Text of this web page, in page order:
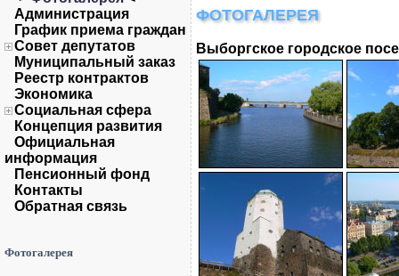
Администрация
График приема граждан
Совет депутатов
Муниципальный заказ
Реестр контрактов
Экономика
Социальная сфера
Концепция развития
Официальная
информация
Пенсионный фонд
Контакты
Обратная связь
Фотогалерея
ФОТОГАЛЕРЕЯ
Выборгское городское